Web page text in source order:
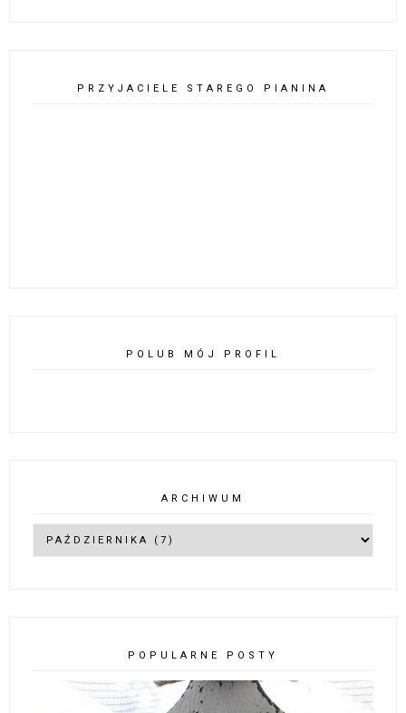
PRZYJACIELE STAREGO PIANINA
POLUB MÓJ PROFIL
ARCHIWUM
POPULARNE POSTY